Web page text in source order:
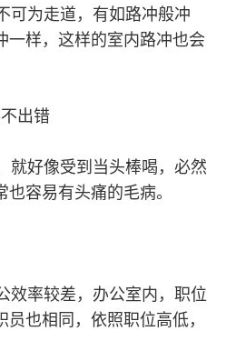
为走道，有如路冲般冲
一样，这样的室内路冲也会
出错
好像受到当头棒喝，必然
容易有头痛的毛病。
率较差，办公室内，职位
也相同，依照职位高低，